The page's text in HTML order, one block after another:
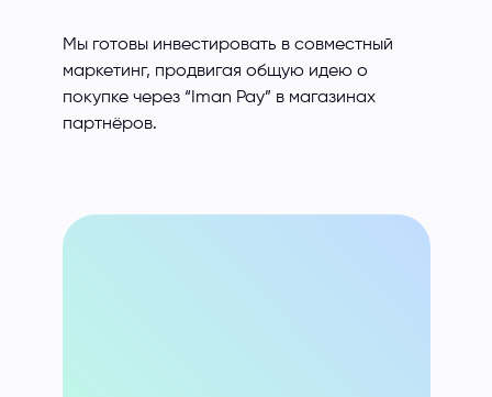
Мы готовы инвестировать в совместный
маркетинг, продвигая общую идею о
покупке через “Iman Pay” в магазинах
партнёров.